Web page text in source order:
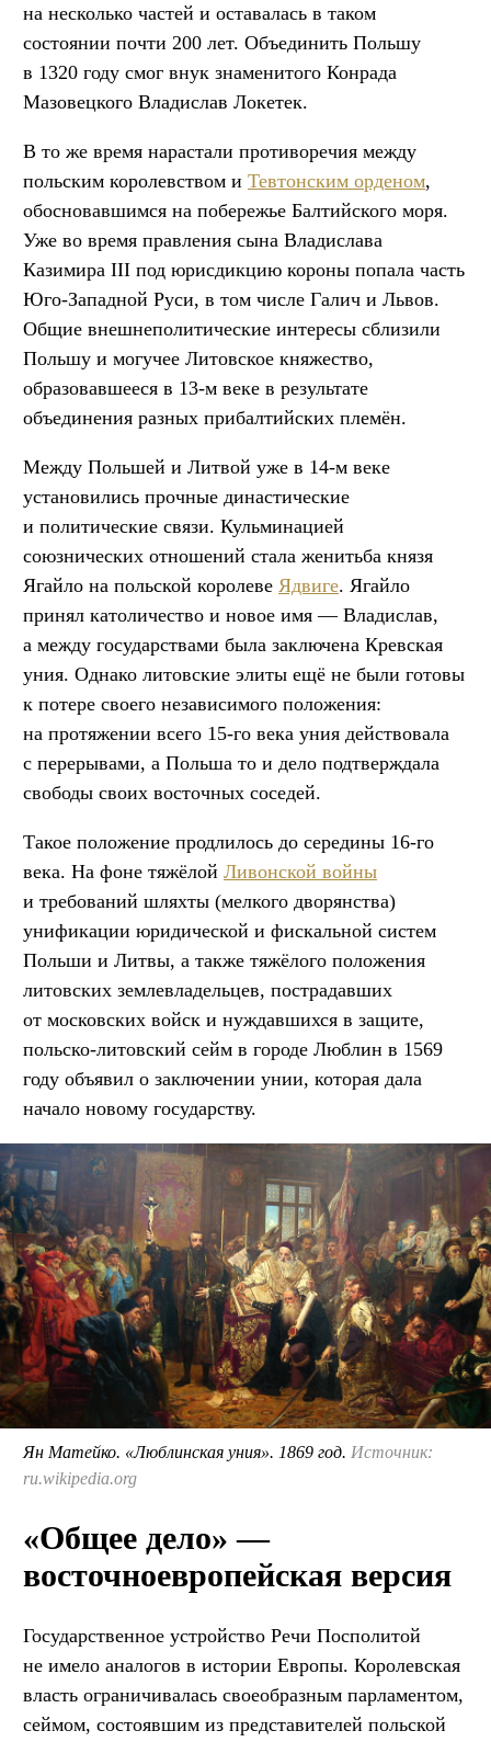
на несколько частей и оставалась в таком
состоянии почти 200 лет. Объединить Польшу
в 1320 году смог внук знаменитого Конрада
Мазовецкого Владислав Локетек.
В то же время нарастали противоречия между
польским королевством и Тевтонским орденом,
обосновавшимся на побережье Балтийского моря.
Уже во время правления сына Владислава
Казимира III под юрисдикцию короны попала часть
Юго-Западной Руси, в том числе Галич и Львов.
Общие внешнеполитические интересы сблизили
Польшу и могучее Литовское княжество,
образовавшееся в 13-м веке в результате
объединения разных прибалтийских племён.
Между Польшей и Литвой уже в 14-м веке
установились прочные династические
и политические связи. Кульминацией
союзнических отношений стала женитьба князя
Ягайло на польской королеве Ядвиге. Ягайло
принял католичество и новое имя — Владислав,
а между государствами была заключена Кревская
уния. Однако литовские элиты ещё не были готовы
к потере своего независимого положения:
на протяжении всего 15-го века уния действовала
с перерывами, а Польша то и дело подтверждала
свободы своих восточных соседей.
Такое положение продлилось до середины 16-го
века. На фоне тяжёлой Ливонской войны
и требований шляхты (мелкого дворянства)
унификации юридической и фискальной систем
Польши и Литвы, а также тяжёлого положения
литовских землевладельцев, пострадавших
от московских войск и нуждавшихся в защите,
польско-литовский сейм в городе Люблин в 1569
году объявил о заключении унии, которая дала
начало новому государству.
Ян Матейко. «Люблинская уния». 1869 год. Источник:
ru.wikipedia.org
«Общее дело» —
восточноевропейская версия
Государственное устройство Речи Посполитой
не имело аналогов в истории Европы. Королевская
власть ограничивалась своеобразным парламентом,
сеймом, состоявшим из представителей польской